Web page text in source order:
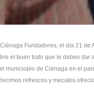
Fundadores, el día 21 de
el buen trato que le deben dar
municiopio de Ciénaga en el
refrescos y mecatos